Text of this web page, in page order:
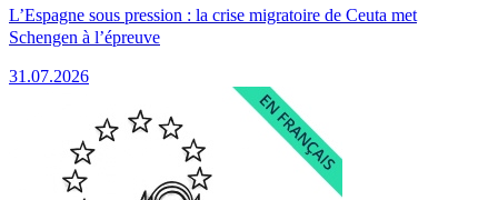
L’Espagne sous pression : la crise migratoire de Ceuta met
Schengen à l’épreuve
31.07.2026